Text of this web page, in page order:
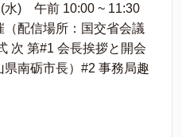
(水) 午前 10:00 ~ 11:30
（配信場所：国交省会議
次 第#1 会長挨拶と開会
南砺市長）#2 事務局趣